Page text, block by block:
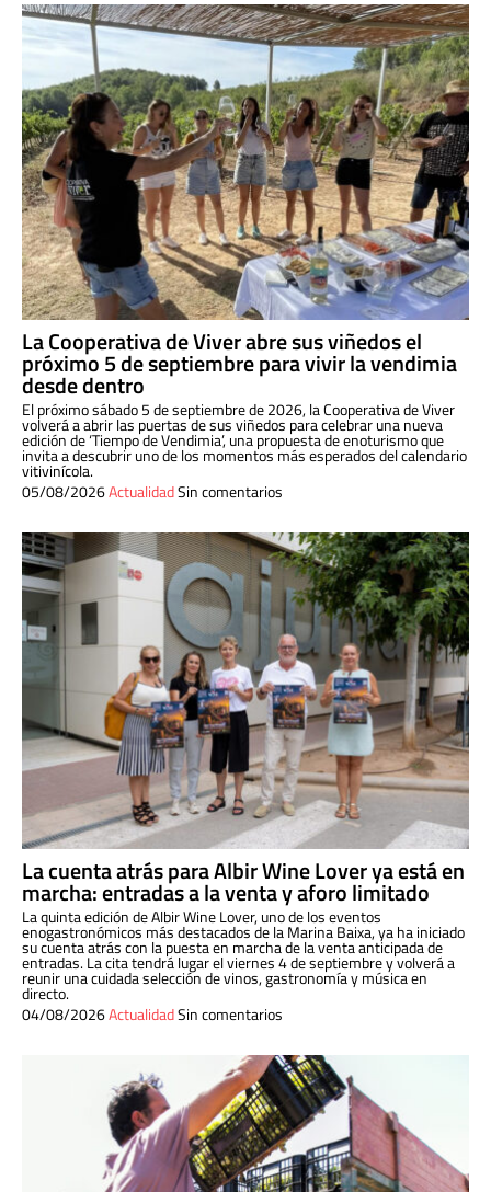
La Cooperativa de Viver abre sus viñedos el
próximo 5 de septiembre para vivir la vendimia
desde dentro
El próximo sábado 5 de septiembre de 2026, la Cooperativa de Viver
volverá a abrir las puertas de sus viñedos para celebrar una nueva
edición de ‘Tiempo de Vendimia’, una propuesta de enoturismo que
invita a descubrir uno de los momentos más esperados del calendario
vitivinícola.
05/08/2026ActualidadSin comentarios
La cuenta atrás para Albir Wine Lover ya está en
marcha: entradas a la venta y aforo limitado
La quinta edición de Albir Wine Lover, uno de los eventos
enogastronómicos más destacados de la Marina Baixa, ya ha iniciado
su cuenta atrás con la puesta en marcha de la venta anticipada de
entradas. La cita tendrá lugar el viernes 4 de septiembre y volverá a
reunir una cuidada selección de vinos, gastronomía y música en
directo.
04/08/2026ActualidadSin comentarios